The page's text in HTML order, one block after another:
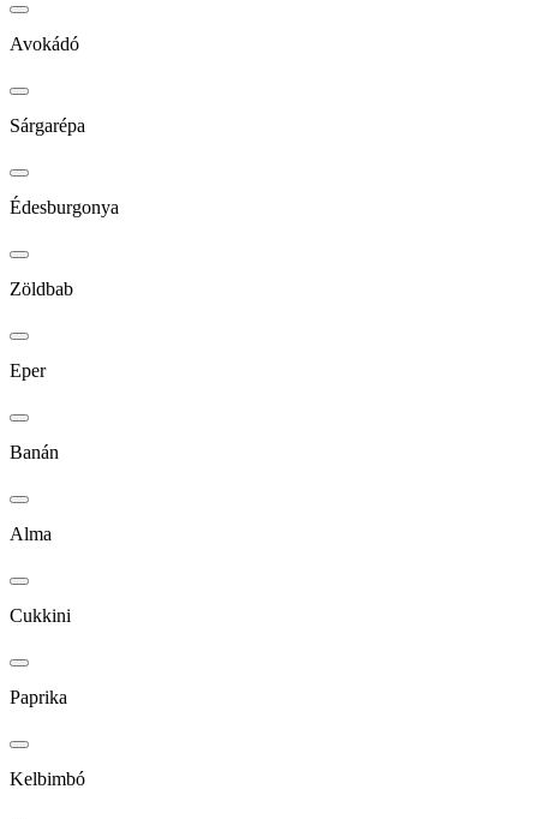
Avokádó
Sárgarépa
Édesburgonya
Zöldbab
Eper
Banán
Alma
Cukkini
Paprika
Kelbimbó